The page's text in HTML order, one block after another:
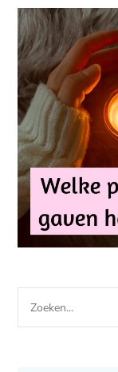
Looking
for